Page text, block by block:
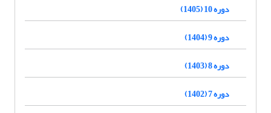
دوره 10 (1405)
دوره 9 (1404)
دوره 8 (1403)
دوره 7 (1402)